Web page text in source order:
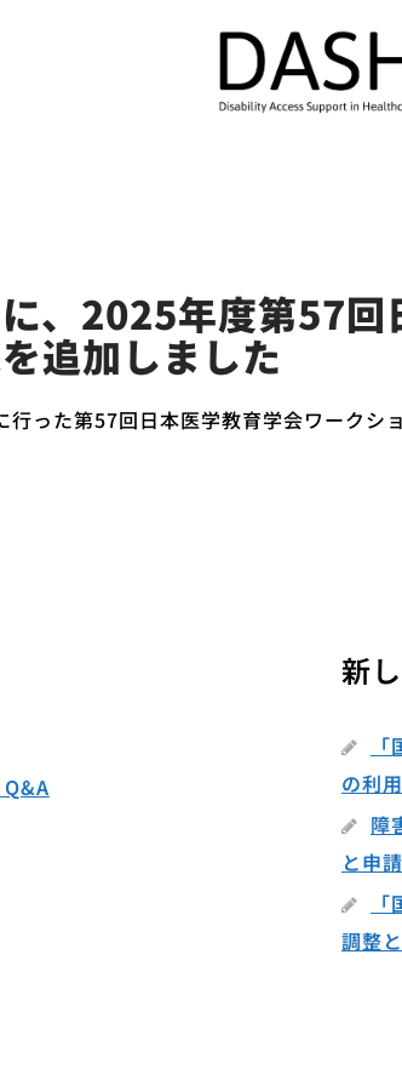
、2025年度第57
追加しました
った第57回日本医学教育学会ワークシ
新
の利
障
と申請
調整